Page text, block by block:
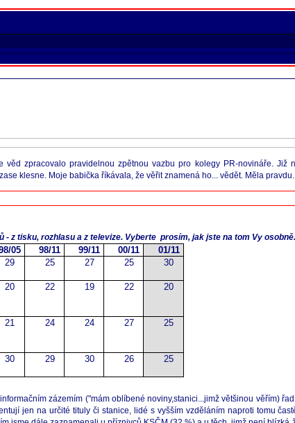
věd zpracovalo pravidelnou zpětnou vazbu pro kolegy PR-novináře.
klesne. Moje babička říkávala, že věřit znamená ho... vědět. Měla pravdu.
z tisku, rozhlasu a z televize. Vyberte prosím, jak jste na tom Vy
05 98/11 99/11 00/11
01/11
29 25 27 25 30
20 22 19 22 20
21 24 24 27 25
30 29 30 26 25
zázemím ("mám oblíbené noviny,stanici...jimž většinou věřím)
jen na určité tituly či stanice, lidé s vyšším vzděláním naproti tomu